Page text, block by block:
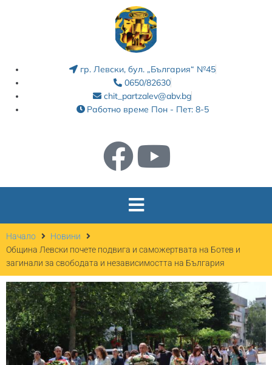
гр. Левски, бул. „България“ №45
0650/82630
chit_partzalev@abv.bg
Работно време Пон - Пет: 8-5
Начало
Новини
Община Левски почете подвига и саможертвата на Ботев и
загинали за свободата и независимостта на България